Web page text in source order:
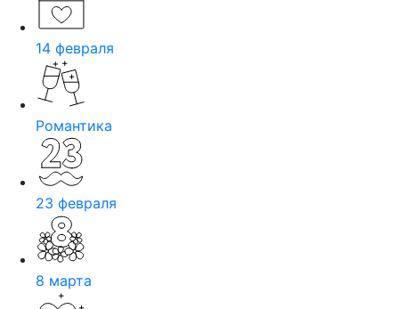
14 февраля
Романтика
23 февраля
8 марта